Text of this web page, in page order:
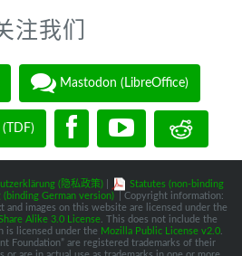
注我们
Mastodon (LibreOffice)
(隐私政策)|
Statutes (non-binding
(binding German version)
| Copyright information:
and images on this website are licensed under the
Alike 3.0 License . This does not include the
is licensed under the Mozilla Public License v2.0
Foundation” are registered trademarks of their